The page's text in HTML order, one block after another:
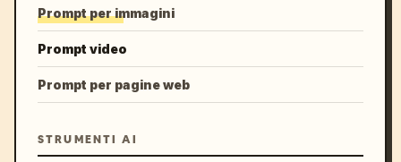
Prompt per immagini
Prompt video
Prompt per pagine web
STRUMENTI AI